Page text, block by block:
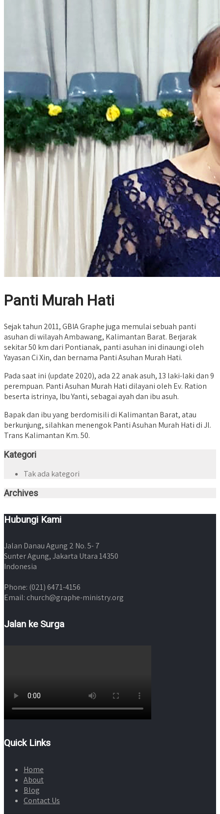
Panti Murah Hati
Sejak tahun 2011, GBIA Graphe juga memulai sebuah panti
asuhan di wilayah Ambawang, Kalimantan Barat. Berjarak
sekitar 50 km dari Pontianak, panti asuhan ini dinaungi oleh
Yayasan Ci Xin, dan bernama Panti Asuhan Murah Hati.
Pada saat ini (update 2020), ada 22 anak asuh, 13 laki-laki dan 9
perempuan. Panti Asuhan Murah Hati dilayani oleh Ev. Ration
beserta istrinya, Ibu Yanti, sebagai ayah dan ibu asuh.
Bapak dan ibu yang berdomisili di Kalimantan Barat, atau
berkunjung, silahkan menengok Panti Asuhan Murah Hati di Jl.
Trans Kalimantan Km. 50.
Kategori
Tak ada kategori
Archives
Hubungi Kami
Jalan Danau Agung 2 No. 5- 7
Sunter Agung, Jakarta Utara 14350
Indonesia
Phone: (021) 6471-4156
Email: church@graphe-ministry.org
Jalan ke Surga
Quick Links
Home
About
Blog
Contact Us